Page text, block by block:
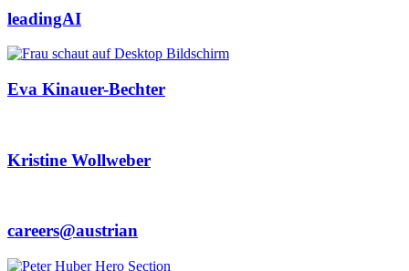
leadingAI
Eva Kinauer-Bechter
Kristine Wollweber
careers@austrian